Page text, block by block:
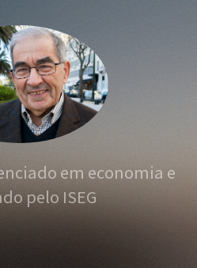
em economia e
pelo ISEG